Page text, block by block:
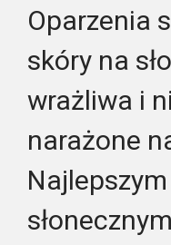
Oparzenia
skóry na
wrażliwa i
narażone